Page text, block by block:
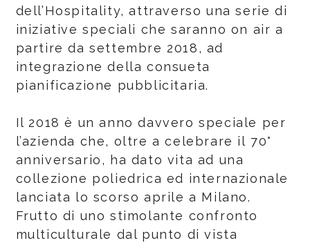
dell’Hospitality, attraverso una serie di
iniziative speciali che saranno on air a
partire da settembre 2018, ad
integrazione della consueta
pianificazione pubblicitaria.
Il 2018 è un anno davvero speciale per
l’azienda che, oltre a celebrare il 70°
anniversario, ha dato vita ad una
collezione poliedrica ed internazionale
lanciata lo scorso aprile a Milano.
Frutto di uno stimolante confronto
multiculturale dal punto di vista